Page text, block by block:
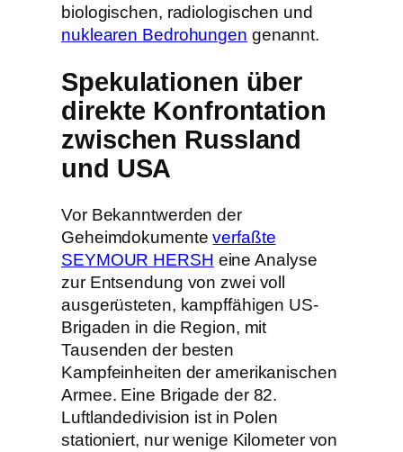
biologischen, radiologischen und
nuklearen Bedrohungen genannt.
Spekulationen über
direkte Konfrontation
zwischen Russland
und USA
Vor Bekanntwerden der
Geheimdokumenteverfaßte
SEYMOUR HERSH eine Analyse
zur Entsendung von zwei voll
ausgerüsteten, kampffähigen US-
Brigaden in die Region, mit
Tausenden der besten
Kampfeinheiten der amerikanischen
Armee. Eine Brigade der 82.
Luftlandedivision ist in Polen
stationiert, nur wenige Kilometer von